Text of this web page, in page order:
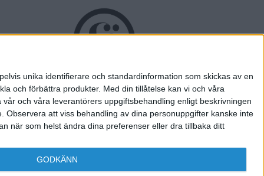
unika identifierare och standardinformation som skickas av en
och förbättra produkter. Med din tillåtelse kan vi och våra
och våra leverantörers uppgiftsbehandling enligt beskrivningen
Observera att viss behandling av dina personuppgifter kanske inte
när som helst ändra dina preferenser eller dra tillbaka ditt
GODKÄNN